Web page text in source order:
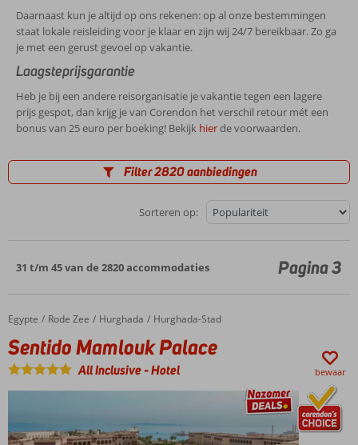
Daarnaast kun je altijd op ons rekenen: op al onze bestemmingen
staat lokale reisleiding voor je klaar en zijn wij 24/7 bereikbaar. Zo ga
je met een gerust gevoel op vakantie.
Laagsteprijsgarantie
Heb je bij een andere reisorganisatie je vakantie tegen een lagere
prijs gespot, dan krijg je van Corendon het verschil retour mét een
bonus van 25 euro per boeking! Bekijk hierde voorwaarden.
Filter 2820 aanbiedingen
Sorteren op:
31 t/m 45 van de 2820 accommodaties Pagina 3
Home
Egypte Rode Zee Hurghada Hurghada-Stad
Sentido Mamlouk Palace
Sentido Mamlouk Palace
All Inclusive-Hotel bewaar